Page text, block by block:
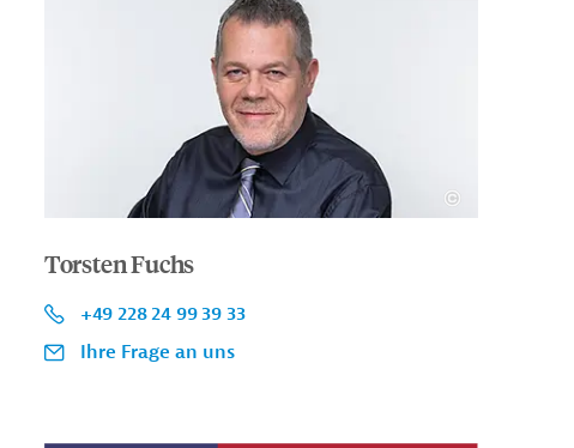
Torsten Fuchs
+49 228 24 99 39 33
Ihre Frage an uns